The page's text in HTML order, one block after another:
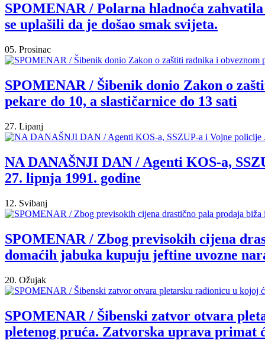
SPOMENAR / Polarna hladnoća
se uplašili da je došao smak svijeta.
05. Prosinac
SPOMENAR / Šibenik donio Zakon o
pekare do 10, a slastičarnice do 13 sati
27. Lipanj
NA DANAŠNJI DAN / Agenti KOS-a,
27. lipnja 1991. godine
12. Svibanj
SPOMENAR / Zbog previsokih cijena
domaćih jabuka kupuju jeftine uvozne
20. Ožujak
SPOMENAR / Šibenski zatvor otvara
pletenog pruća. Zatvorska uprava primat